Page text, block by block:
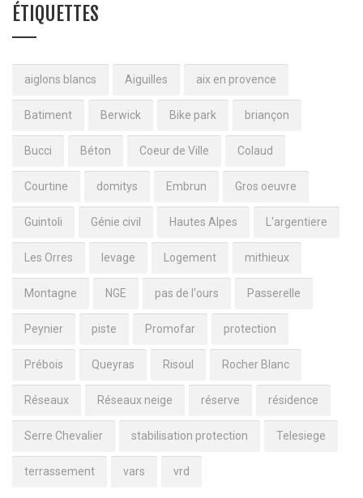
ÉTIQUETTES
aiglons blancs Aiguilles aix en provence
Batiment Berwick Bike park briançon
Bucci Béton Coeur de Ville Colaud
Courtine domitys Embrun Gros oeuvre
Guintoli Génie civil Hautes Alpes L'argentiere
Les Orres levage Logement mithieux
Montagne NGE pas de l'ours Passerelle
Peynier piste Promofar protection
Prébois Queyras Risoul Rocher Blanc
Réseaux Réseaux neige réserve résidence
Serre Chevalier stabilisation protection Telesiege
terrassement vars vrd